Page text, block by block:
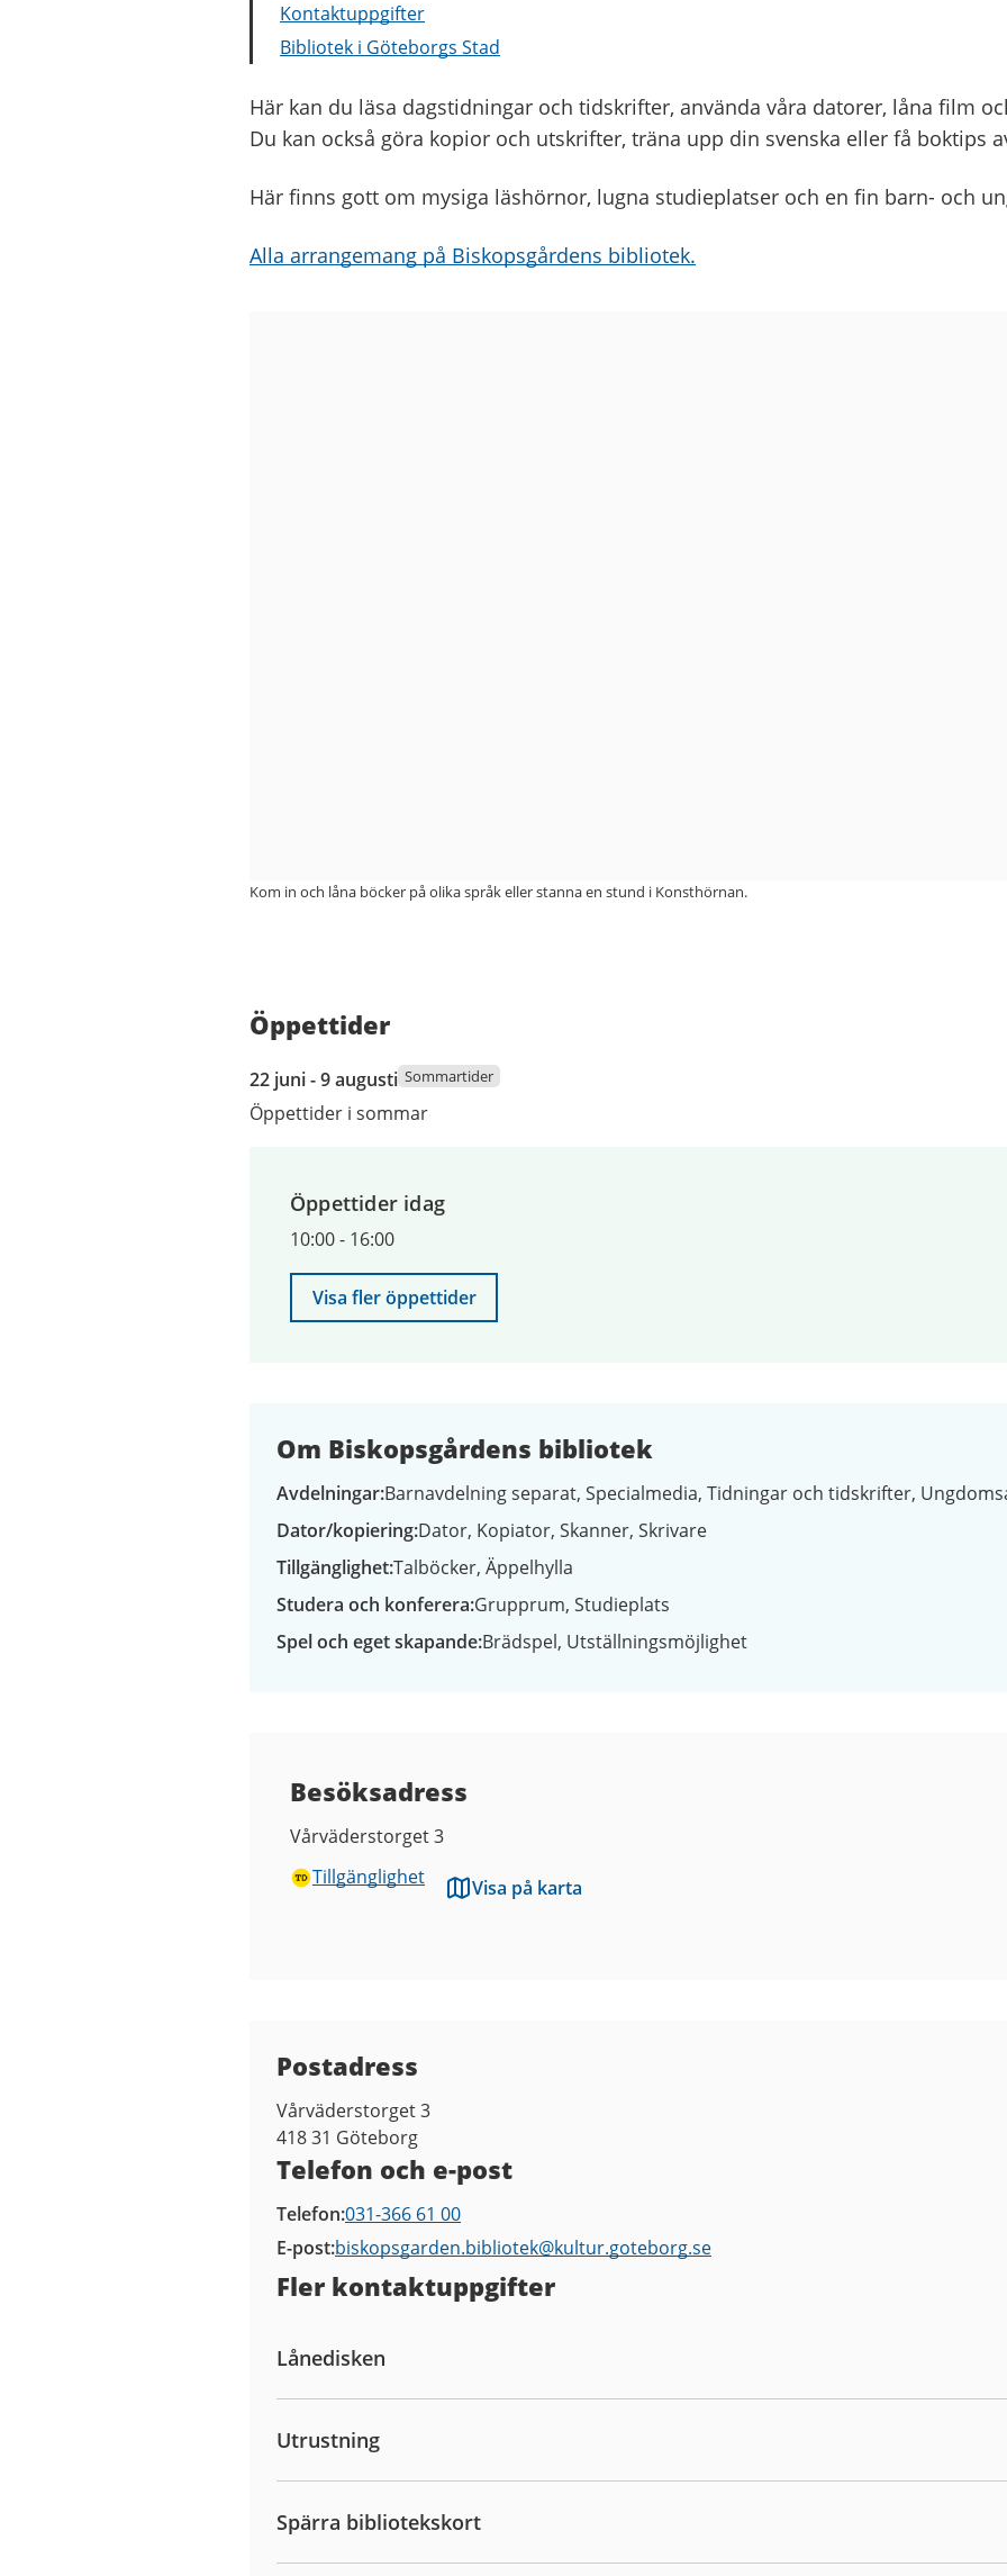
Kontaktuppgifter
Bibliotek i Göteborgs Stad
Här kan du läsa dagstidningar och tidskrifter, använda våra datorer, låna film
Du kan också göra kopior och utskrifter, träna upp din svenska eller få boktips
Här finns gott om mysiga läshörnor, lugna studieplatser och en fin barn- och
Alla arrangemang på Biskopsgårdens bibliotek.
Kom in och låna böcker på olika språk eller stanna en stund i Konsthörnan.
Öppettider
22
juni
2026
augusti
22 juni - 9 augusti Sommartider
Öppettider i sommar
Öppettider idag
10:00- 16:00
Visa fler öppettider
Om Biskopsgårdens bibliotek
Avdelningar Barnavdelning separat Specialmedia Tidningar och tidskrifter
Dator/kopiering Dator Kopiator Skanner Skrivare
TillgänglighetTalböcker Äppelhylla
Studera och konferera Grupprum Studieplats
Spel och eget skapande Brädspel Utställningsmöjlighet
Besöksadress
Vårväderstorget 3
Tillgänglighet
Visa på karta
Postadress
Vårväderstorget 3
418 31 Göteborg
Telefon och e-post
Telefon 031-366 61 00
E-post biskopsgarden.bibliotek@kultur.goteborg.se
Fler kontaktuppgifter
Lånedisken
Utrustning
Spärra bibliotekskort